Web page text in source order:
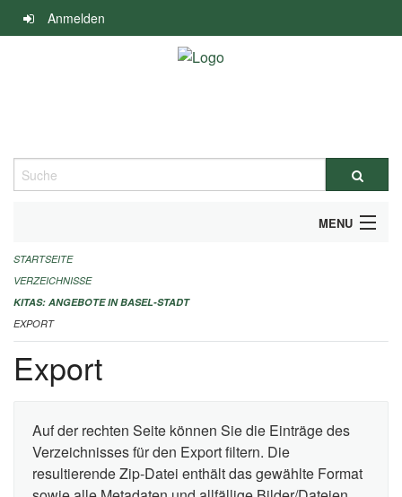
Navigation
überspringen
Anmelden
Suche
MENU
ALLGEMEINE INFORMATIONEN
IMPRESSUM
STARTSEITE
VERZEICHNISSE
KITAS: ANGEBOTE IN BASEL-STADT
EXPORT
Export
Auf der rechten Seite können Sie die Einträge des
Verzeichnisses für den Export filtern. Die
resultierende Zip-Datei enthält das gewählte Format